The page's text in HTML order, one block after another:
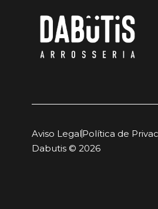
Aviso LegalPolítica de
Dabutis © 2026